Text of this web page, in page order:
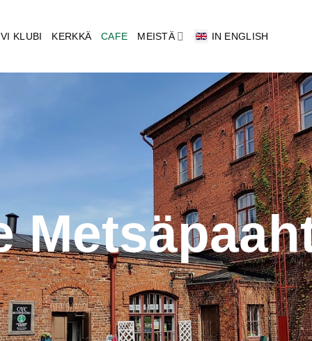
KLUBI KERKKÄ CAFE MEISTÄ IN ENGLISH